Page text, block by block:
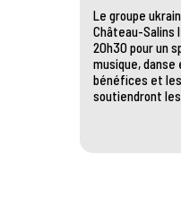
Le groupe
Château-Salins
20h30 pour un
musique,
bénéfices et
soutiendront